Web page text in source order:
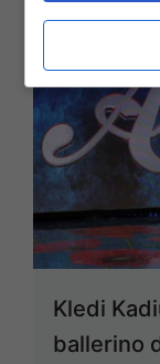
Kledi
ballerino